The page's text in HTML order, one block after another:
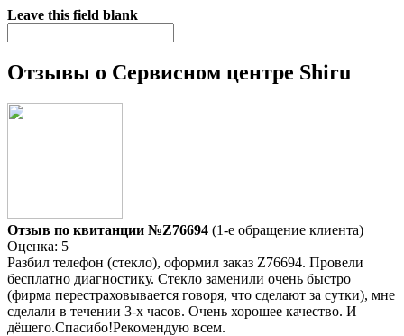
Leave this field blank
Отзывы о Сервисном центре Shiru
Отзыв по квитанции №Z76694 (1-е обращение клиента)
Оценка: 5
Разбил телефон (стекло), оформил заказ Z76694. Провели
бесплатно диагностику. Стекло заменили очень быстро
(фирма перестраховывается говоря, что сделают за сутки), мне
сделали в течении 3-х часов. Очень хорошее качество. И
дёшего.Спасибо!Рекомендую всем.